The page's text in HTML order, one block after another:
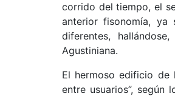
corrido del tiempo, el
anterior fisonomía, ya
diferentes,
Agustiniana.
El hermoso edificio de
entre usuarios”,